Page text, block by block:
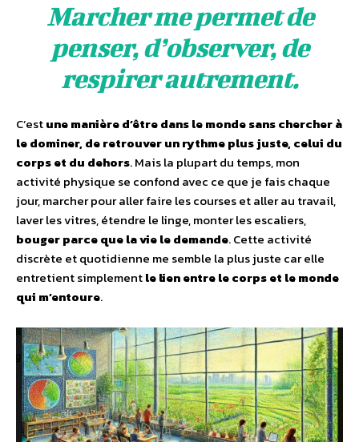
Marcher me permet de
penser, d’observer, de
respirer autrement.
C’estune manière d’être dans le monde sans chercher à
le dominer, de retrouver un rythme plus juste, celui du
corps et du dehors. Mais la plupart du temps, mon
activité physique se confond avec ce que je fais chaque
jour, marcher pour aller faire les courses et aller au travail,
laver les vitres, étendre le linge, monter les escaliers,
bouger parce que la vie le demande. Cette activité
discrète et quotidienne me semble la plus juste car elle
entretient simplementle lien entre le corps et le monde
qui m’entoure.